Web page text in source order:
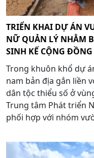
TRIỂN KHAI DỰ ÁN
NỮ QUẢN LÝ NHẰM
SINH KẾ CỘNG ĐỒNG
Trong khuôn khổ dự
nam bản địa gắn liền
dân tộc thiểu số ở
Trung tâm Phát triển
phối hợp với nhóm